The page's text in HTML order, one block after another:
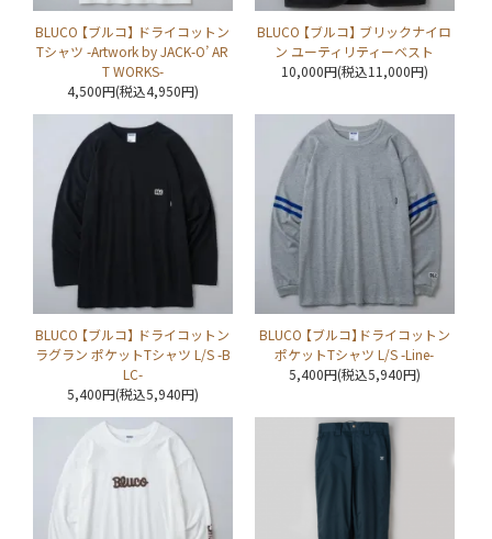
BLUCO 【ブルコ】 ドライコットン
Tシャツ -Artwork by JACK-O’ AR
T WORKS-
4,500円(税込4,950円)
BLUCO 【ブルコ】 ブリックナイロ
ン ユーティリティーベスト
10,000円(税込11,000円)
BLUCO 【ブルコ】 ドライコットン
ラグラン ポケットTシャツ L/S -B
LC-
5,400円(税込5,940円)
BLUCO 【ブルコ】ドライコットン
ポケットTシャツ L/S -Line-
5,400円(税込5,940円)